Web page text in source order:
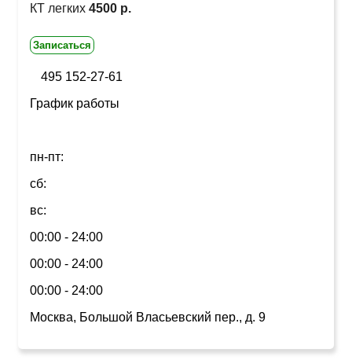
КТ легких 4500 р.
Записаться
495 152-27-61
График работы
пн-пт:
сб:
вс:
00:00 - 24:00
00:00 - 24:00
00:00 - 24:00
Москва, Большой Власьевский пер., д. 9